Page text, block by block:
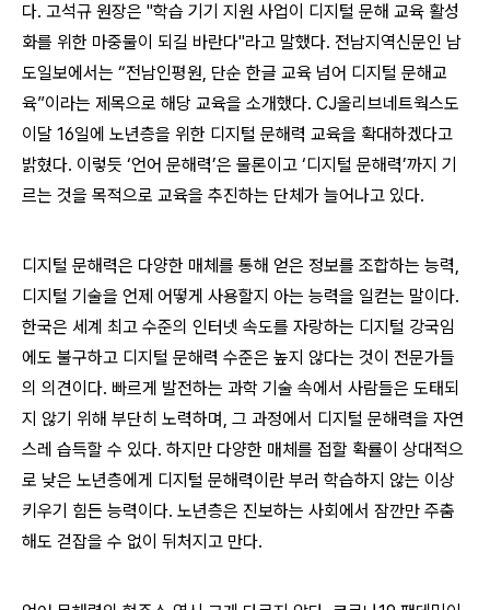
다. 고석규 원장은 "학습 기기 지원 사업이 디지털 문해 교육 활성
화를 위한 마중물이 되길 바란다"라고 말했다. 전남지역신문인 남
도일보에서는 “전남인평원, 단순 한글 교육 넘어 디지털 문해교
육”이라는 제목으로 해당 교육을 소개했다. CJ올리브네트웍스도
이달 16일에 노년층을 위한 디지털 문해력 교육을 확대하겠다고
밝혔다. 이렇듯 ‘언어 문해력’은 물론이고 ‘디지털 문해력’까지 기
르는 것을 목적으로 교육을 추진하는 단체가 늘어나고 있다.
디지털 문해력은 다양한 매체를 통해 얻은 정보를 조합하는 능력,
디지털 기술을 언제 어떻게 사용할지 아는 능력을 일컫는 말이다.
한국은 세계 최고 수준의 인터넷 속도를 자랑하는 디지털 강국임
에도 불구하고 디지털 문해력 수준은 높지 않다는 것이 전문가들
의 의견이다. 빠르게 발전하는 과학 기술 속에서 사람들은 도태되
지 않기 위해 부단히 노력하며, 그 과정에서 디지털 문해력을 자연
스레 습득할 수 있다. 하지만 다양한 매체를 접할 확률이 상대적으
로 낮은 노년층에게 디지털 문해력이란 부러 학습하지 않는 이상
키우기 힘든 능력이다. 노년층은 진보하는 사회에서 잠깐만 주춤
해도 걷잡을 수 없이 뒤처지고 만다.